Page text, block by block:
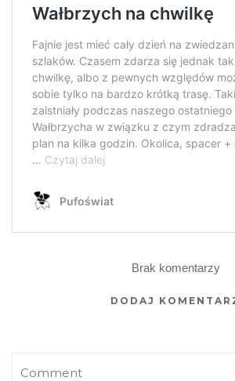
Brak komentarzy
DODAJ